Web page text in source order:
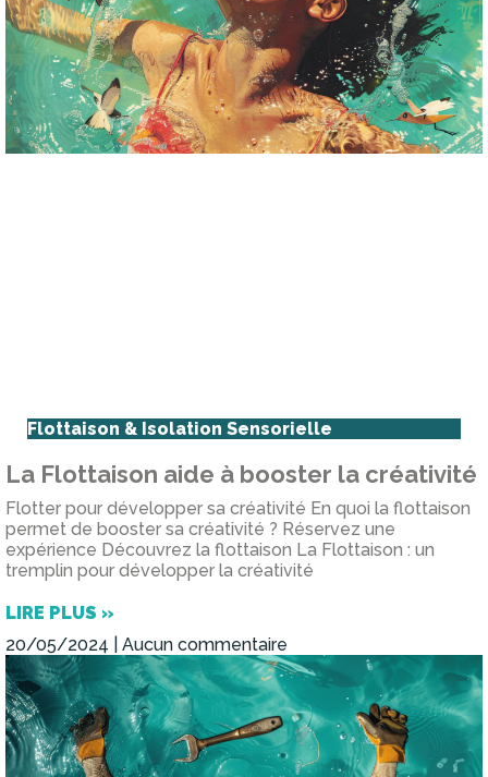
Flottaison & Isolation Sensorielle
La Flottaison aide à booster la créativité
Flotter pour développer sa créativité En quoi la flottaison
permet de booster sa créativité ? Réservez une
expérience Découvrez la flottaison La Flottaison : un
tremplin pour développer la créativité
LIRE PLUS »
20/05/2024
Aucun commentaire